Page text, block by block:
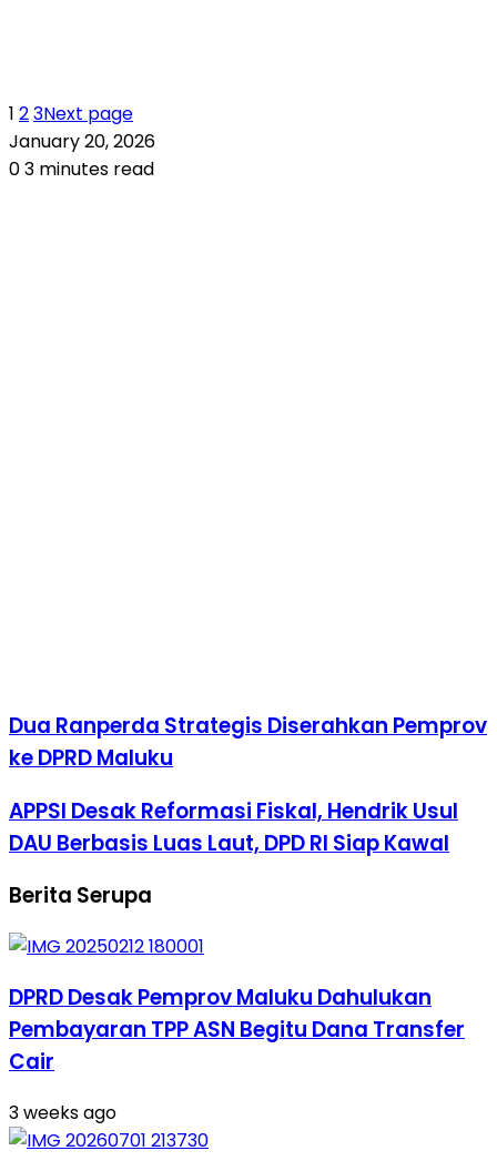
1 23Next page
January 20, 2026
03 minutes read
Dua Ranperda Strategis Diserahkan Pemprov
ke DPRD Maluku
APPSI Desak Reformasi Fiskal, Hendrik Usul
DAU Berbasis Luas Laut, DPD RI Siap Kawal
Berita Serupa
DPRD Desak Pemprov Maluku Dahulukan
Pembayaran TPP ASN Begitu Dana Transfer
Cair
3 weeks ago